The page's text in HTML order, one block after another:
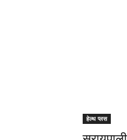
हेल्थ प्लस